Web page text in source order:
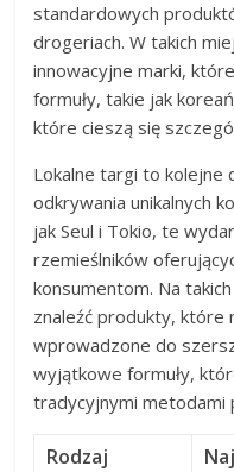
standardowych
drogeriach. W takich
innowacyjne marki,
formuły, takie jak
które cieszą się
Lokalne targi to kolejne
odkrywania unikalnych
jak Seul i Tokio, te
rzemieślników
konsumentom. Na
znaleźć produkty, które
wprowadzone do
wyjątkowe formuły,
tradycyjnymi metodami
Rodzaj